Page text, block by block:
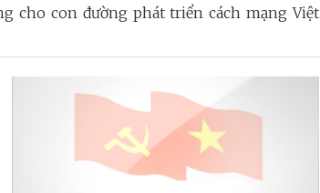
cho con đường phát triển cách mạng Việt